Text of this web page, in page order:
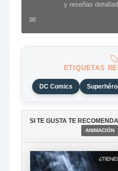
y reseñas
✉
ETIQUETAS
DC Comics
SI TE GUSTA TE
ANIMACIÓN